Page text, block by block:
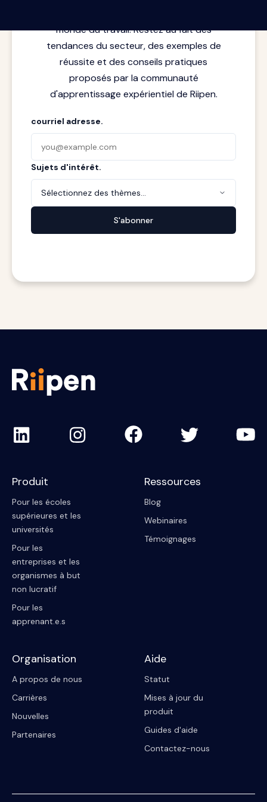
monde du travail. Restez au fait des
tendances du secteur, des exemples de
réussite et des conseils pratiques
proposés par la communauté
d'apprentissage expérientiel de Riipen.
courriel adresse.
Sujets d'intérêt.
Sélectionnez des thèmes...
S'abonner
Produit
Pour les écoles
supérieures et les
universités
Pour les
entreprises et les
organismes à but
non lucratif
Pour les
apprenant.e.s
Ressources
Blog
Webinaires
Témoignages
Organisation
A propos de nous
Carrières
Nouvelles
Partenaires
Aide
Statut
Mises à jour du
produit
Guides d'aide
Contactez-nous